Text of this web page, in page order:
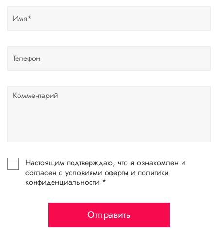
Настоящим подтверждаю, что я ознакомлен и
согласен с условиями оферты и политики
конфиденциальности *
Отправить